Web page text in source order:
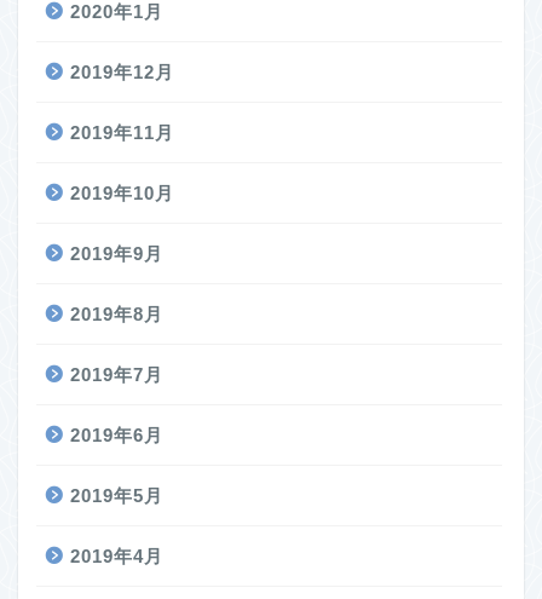
2020年1月
2019年12月
2019年11月
2019年10月
2019年9月
2019年8月
2019年7月
2019年6月
2019年5月
2019年4月